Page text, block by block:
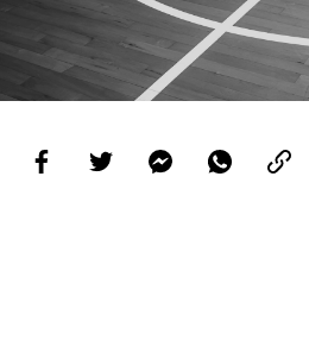
PROJETOS
LIGA BETCLIC MASCULINA